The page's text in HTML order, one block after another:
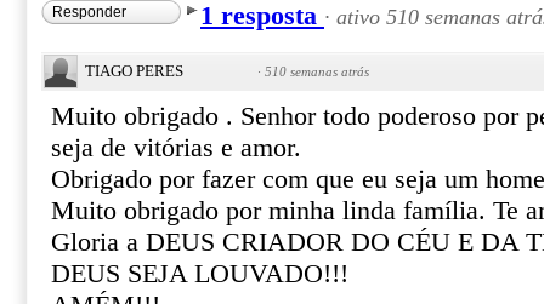
Responder 1 resposta · ativo 510 semanas
TIAGO PERES · 510 semanas atrás
Muito obrigado . Senhor todo poderoso por
seja de vitórias e amor.
Obrigado por fazer com que eu seja um
Muito obrigado por minha linda família. Te
Gloria a DEUS CRIADOR DO CÉU E DA
DEUS SEJA LOUVADO!!!